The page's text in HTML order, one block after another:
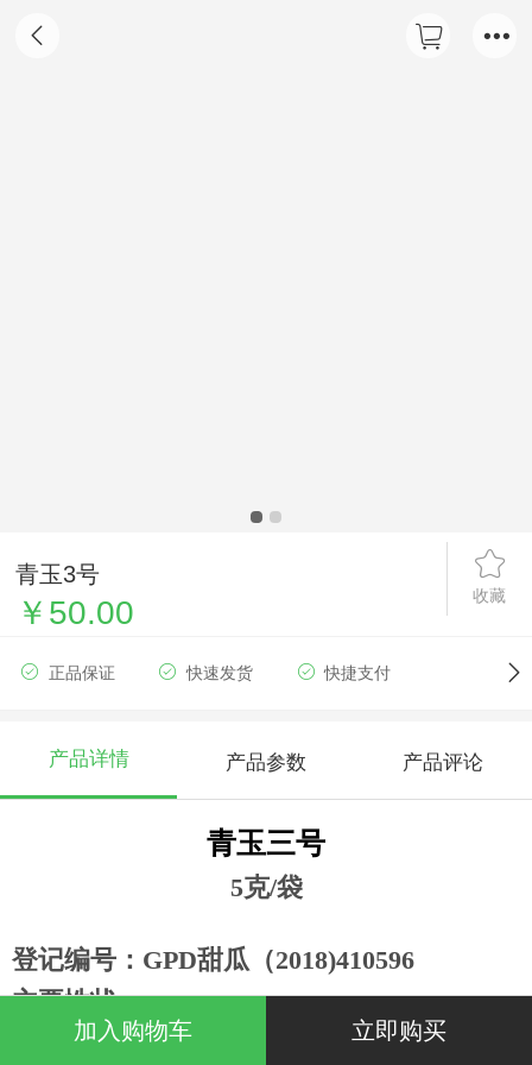
青玉3号
收藏
￥50.00
正品保证 快速发货 快捷支付
产品详情 产品参数 产品评论
青玉三号
5克/袋
登记编号：GPD甜瓜（2018)410596
主要性状：
早熟品种，正常栽培条件下开花后28
加入购物车 立即购买